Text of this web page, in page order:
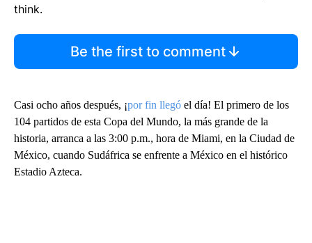
think.
Be the first to comment
Casi ocho años después, ¡por fin llegó el día! El primero de los
104 partidos de esta Copa del Mundo, la más grande de la
historia, arranca a las 3:00 p.m., hora de Miami, en la Ciudad de
México, cuando Sudáfrica se enfrente a México en el histórico
Estadio Azteca.